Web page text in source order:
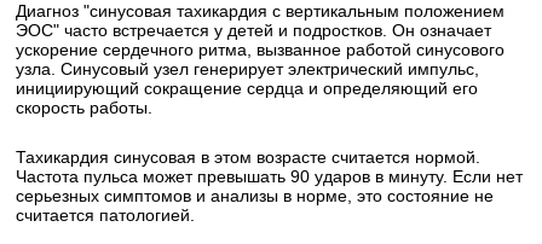
Диагноз "синусовая тахикардия с вертикальным положением
ЭОС" часто встречается у детей и подростков. Он означает
ускорение сердечного ритма, вызванное работой синусового
узла. Синусовый узел генерирует электрический импульс,
инициирующий сокращение сердца и определяющий его
скорость работы.
Тахикардия синусовая в этом возрасте считается нормой.
Частота пульса может превышать 90 ударов в минуту. Если нет
серьезных симптомов и анализы в норме, это состояние не
считается патологией.